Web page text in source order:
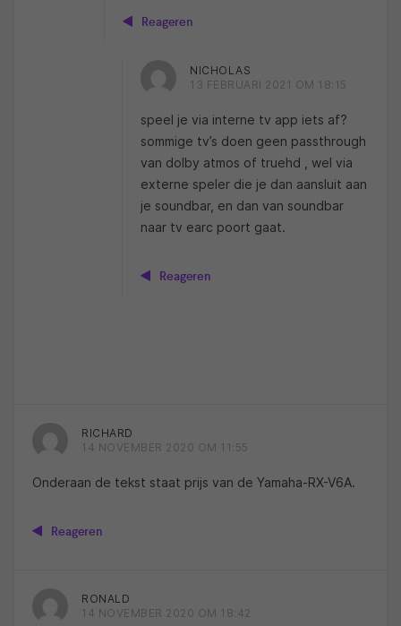
Reageren
NICHOLAS
13 FEBRUARI 2021 OM 18:15
speel je via interne tv app iets af?
sommige tv’s doen geen passthrough
van dolby atmos of truehd , wel via
externe speler die je dan aansluit aan
je soundbar, en dan van soundbar
naar tv earc poort gaat.
Reageren
RICHARD
14 NOVEMBER 2020 OM 11:55
Onderaan de tekst staat prijs van de Yamaha-RX-V6A.
Reageren
RONALD
14 NOVEMBER 2020 OM 18:42